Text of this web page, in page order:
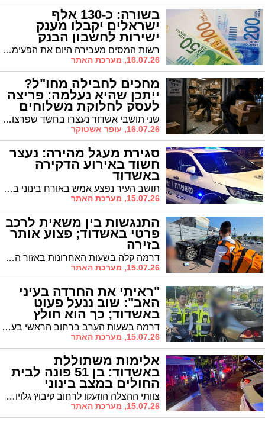
בשורה: כ-130 אלף
ישראלים יקבלו מענק
ישירות לחשבון הבנק
רשות המסים מעבירה היום את הפעימה הראשונה של מענק העבודה (מס הכנסה שלילי) לשנת 2025 • סכום כולל של כ-260 מיליון שקלים יחולק לעובדים הזכאים • מי זכאי למענק, כמה כסף תקבלו ועד מתי עוד ניתן להגיש בקשות רטרואקטיבית? כל הפרטים
16.07.26, מערכת האתר
מחכים לחבילה מחו"ל?
ייתכן שהיא נעלמה: פריצה
לעסק לחלוקת משלוחים
באשדוד שני תושבי אשדוד נעצרו בחשד שפרצו לעסק שבו מחולקות חבילות מחו"ל וגנבו משלוחים שיועדו ללקוחות. במשטרה טרם איתרו את החבילות, כך שלחלק מהלקוחות כלל לא ברור אם ההזמנה שלהם תגיע ליעדה. בית המשפט מתח ביקורת חריפה על התנהלות החקירה, אך האריך את מעצר החשודים ב-24 שעות בלבד
16.07.26, עופר אשטוקר
סגירת מעגל מהירה: נעצר
חשוד באירוע הדקירה
באשדוד
תושב העיר נפצע אמש באורח בינוני באירוע אלימות • פעולות חקירה מהירות של שוטרי תחנת אשדוד הובילו לחשיפת זהותו של החשוד, תושב מקומי גם הוא, ולמעצרו כעבור זמן קצר • מפקד התחנה: "נמשיך לפעול בנחישות נגד האלימות"
15.07.26, מערכת האתר
התנגשות בין משאית לרכב
פרטי באשדוד; פצוע אותר
בזירה
דרמה קלה בשעות האחרונות באזור התעשייה: צוותי הרפואה הוזעקו לרחוב האורגים בעקבות תאונת דרכים במעורבות משאית וכלי רכב פרטי. נהג כבן 30 טופל בזירה ומצבו מוגדר קל.
15.07.26, מערכת האתר
"ראיתי את החרדה בעיני
האב": שוב ננעל פעוט
באשדוד; כך הוא חולץ
דרמה בשעות הערב ברחוב הראשי בעיר: פעוט כבן שנתיים ננעל בשגגה בתוך הרכב לעיני אביו המבוהל. מתנדבי ארגון "ידידים" הוזעקו למקום, פתחו את הרכב בתוך דקות ספורות ללא פגע והשיבו את הילד לזרועות אביו
15.07.26, מערכת האתר
אלימות משתוללת
באשדוד: בן 51 פונה לבית
החולים במצב בינוני
צוותי ההצלה הוזעקו לרחוב קיבוץ גלויות בעקבות דיווח על קטטה שהסתבכה, העניקו טיפול מציל חיים לפצוע שסבל מפגיעה חודרת בפלג גופו העליון ופינו אותו לחדר הטראומה באסותא. כוחות משטרה פתחו בחקירת נסיבות המקרה
15.07.26, מערכת האתר